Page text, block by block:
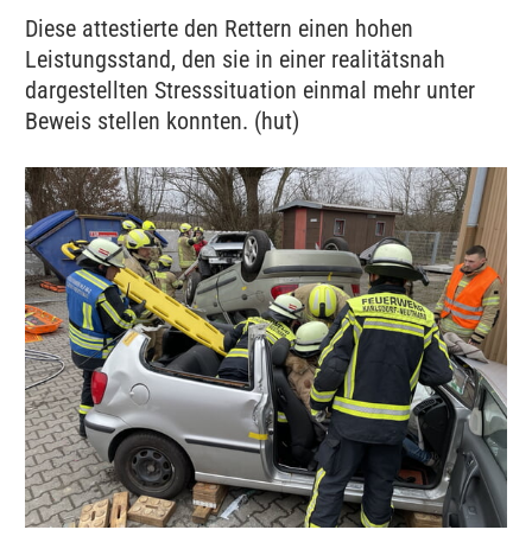
Diese attestierte den Rettern einen hohen
Leistungsstand, den sie in einer realitätsnah
dargestellten Stresssituation einmal mehr unter
Beweis stellen konnten. (hut)